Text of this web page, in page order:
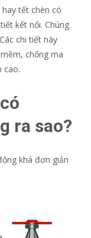
tết chèn có
kết nối. Chúng
chi tiết này
chống ma
cao.
ra sao?
khá đơn giản